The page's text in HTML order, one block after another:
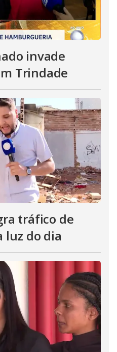
invade
Trindade
tráfico de
luz do dia